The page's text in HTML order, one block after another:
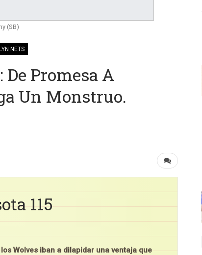
(SB)
NETS
Promesa A
Un Monstruo.
115
los Wolves iban a dilapidar una ventaja que